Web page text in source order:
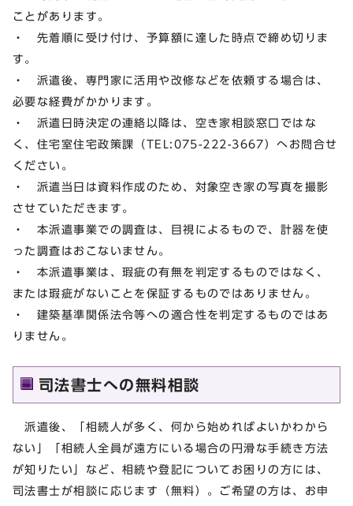
ことがあります。
・ 先着順に受け付け、予算額に達した時点で締め切りま
す。
・ 派遣後、専門家に活用や改修などを依頼する場合は、
必要な経費がかかります。
・ 派遣日時決定の連絡以降は、空き家相談窓口ではな
く、住宅室住宅政策課（TEL:075-222-3667）へお問合せ
ください。
・ 派遣当日は資料作成のため、対象空き家の写真を撮影
させていただきます。
・ 本派遣事業での調査は、目視によるもので、計器を使
った調査はおこないません。
・ 本派遣事業は、瑕疵の有無を判定するものではなく、
または瑕疵がないことを保証するものではありません。
・ 建築基準関係法令等への適合性を判定するものではあ
りません。
司法書士への無料相談
派遣後、「相続人が多く、何から始めればよいかわから
ない」「相続人全員が遠方にいる場合の円滑な手続き方法
が知りたい」など、相続や登記についてお困りの方には、
司法書士が相談に応じます（無料）。ご希望の方は、お申